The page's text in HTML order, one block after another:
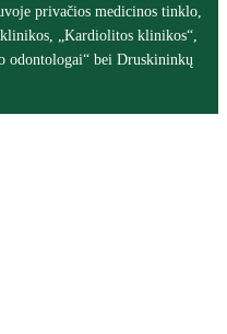
privačios medicinos tinklo,
„Kardiolitos klinikos“,
odontologai“ bei Druskininkų